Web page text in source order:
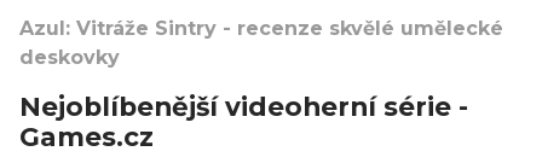
Azul: Vitráže Sintry - recenze skvělé umělecké
deskovky
Nejoblíbenější videoherní série -
Games.cz